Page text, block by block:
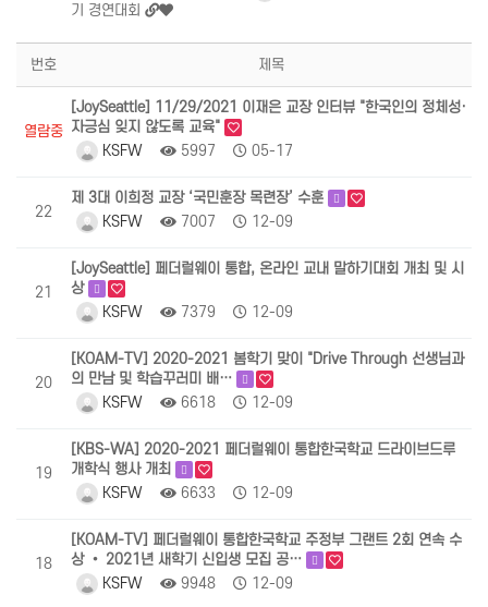
기 경연대회
번호 제목
열람중
[JoySeattle] 11/29/2021 이재은 교장 인터뷰 "한국인의 정체성·
자긍심 잊지 않도록 교육"
KSFW
5997 05-17
22
제 3대 이희정 교장 ‘국민훈장 목련장’ 수훈
KSFW
7007 12-09
21
[JoySeattle] 페더럴웨이 통합, 온라인 교내 말하기대회 개최 및 시
상
KSFW
7379 12-09
20
[KOAM-TV] 2020-2021 봄학기 맞이 "Drive Through 선생님과
의 만남 및 학습꾸러미 배…
KSFW
6618 12-09
19
[KBS-WA] 2020-2021 페더럴웨이 통합한국학교 드라이브드루
개학식 행사 개최
KSFW
6633 12-09
18
[KOAM-TV] 페더럴웨이 통합한국학교 주정부 그랜트 2회 연속 수
상 • 2021년 새학기 신입생 모집 공…
KSFW
9948 12-09